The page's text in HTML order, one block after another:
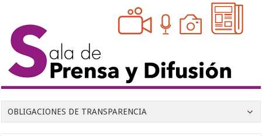
OBLIGACIONES DE TRANSPARENCIA